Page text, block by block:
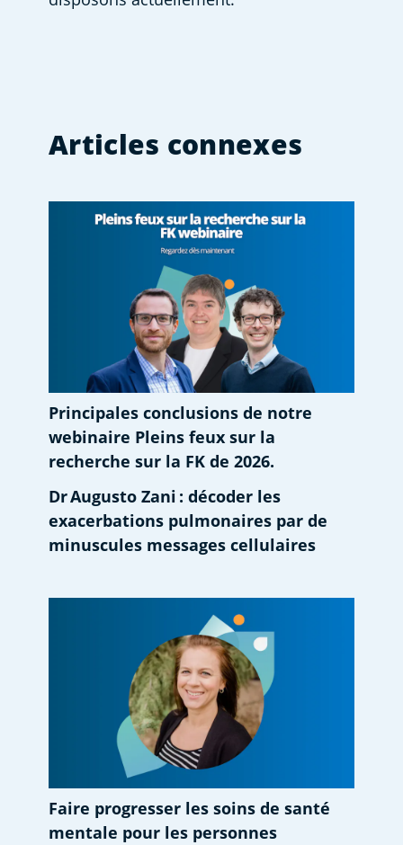
Articles connexes
Principales conclusions de notre
webinaire Pleins feux sur la
recherche sur la FK de 2026.
Dr Augusto Zani : décoder les
exacerbations pulmonaires par de
minuscules messages cellulaires
Faire progresser les soins de santé
mentale pour les personnes